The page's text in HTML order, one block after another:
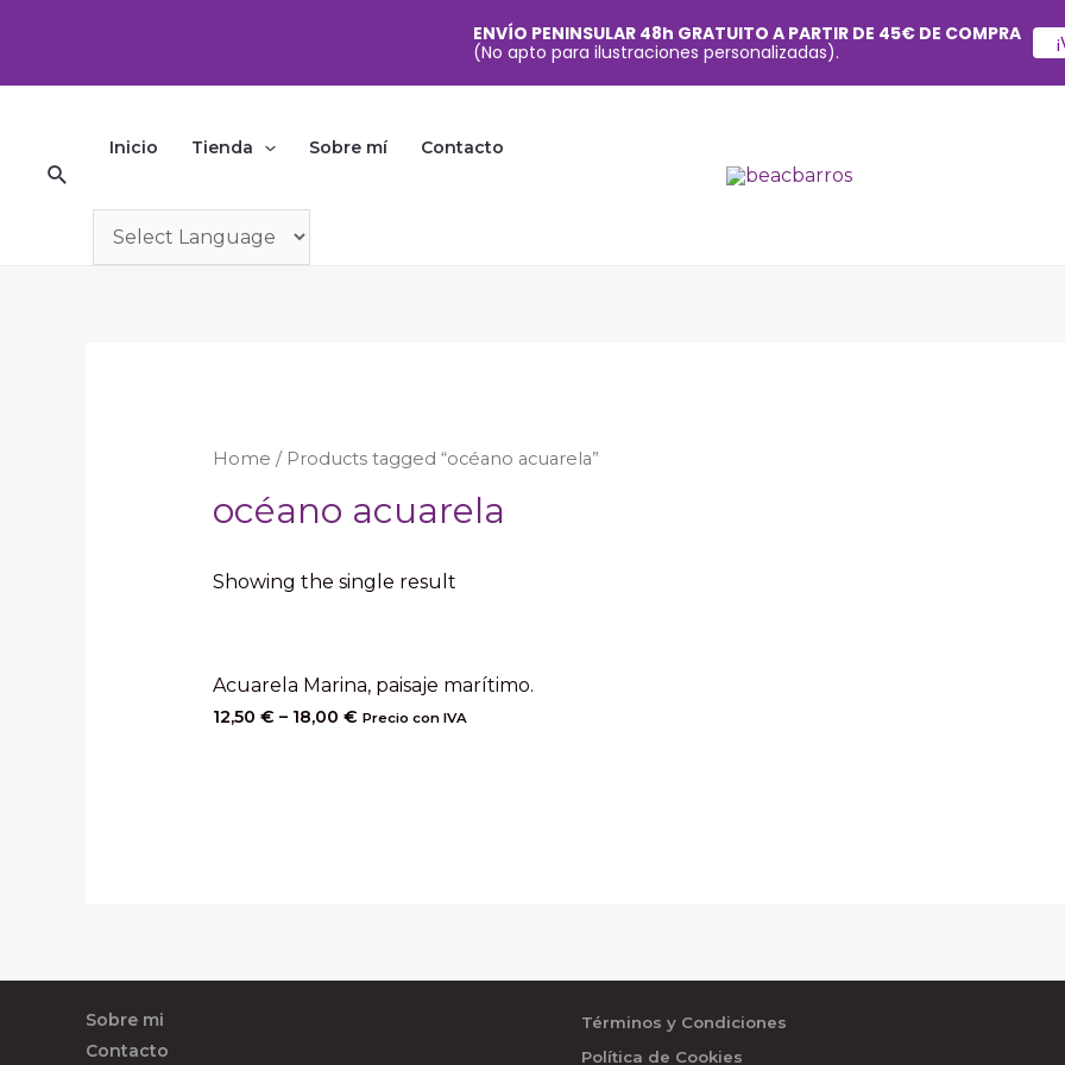
contenido
Buscar
Inicio Tienda Sobre mí Contacto
Home / Products tagged “océano acuarela”
océano acuarela
Showing the single result
Acuarela Marina, paisaje marítimo.
12,50 € – 18,00 € Precio con IVA
Sobre mi
Contacto
Términos y Condiciones
Política de Cookies
ENVÍO PENINSULAR 48h GRATUITO A PARTIR DE 45€ DE COMPRA
(No apto para ilustraciones personalizadas).